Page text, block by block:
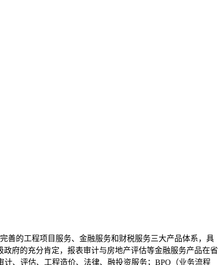
的工程项目服务、金融服务和财税服务三大产品体系，具
府的充分肯定，报表审计与房地产评估等金融服务产品在省
、评估、工程造价、法律、融投资服务；BPO（业务流程